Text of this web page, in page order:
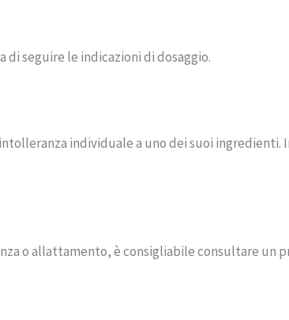
seguire le indicazioni di dosaggio.
individuale a uno dei suoi ingredienti.
o allattamento, è consigliabile consultare un